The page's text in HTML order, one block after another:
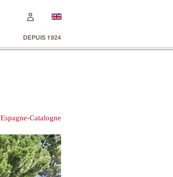
DEPUIS 1924
Espagne-Catalogne